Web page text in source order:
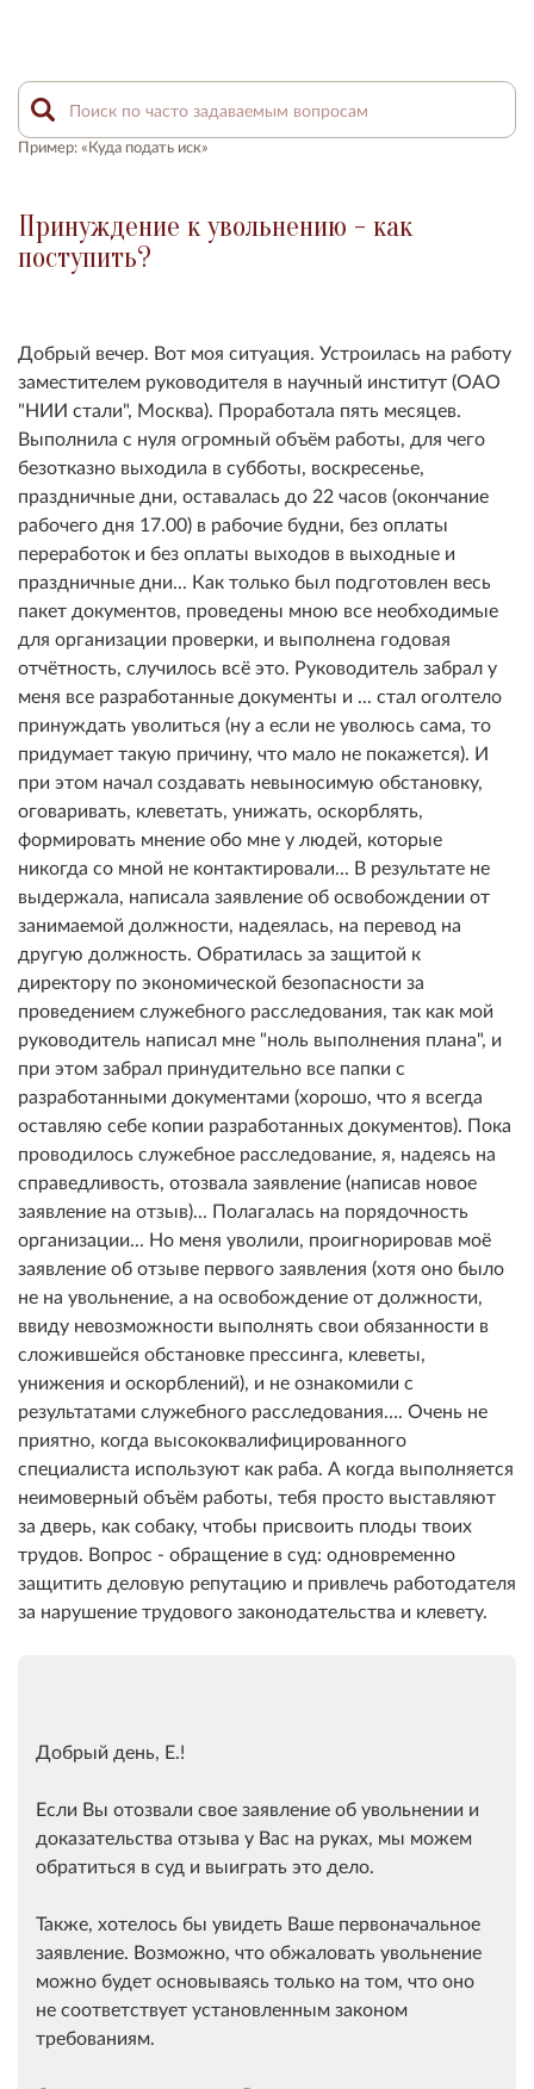
Пример: «Куда подать иск»
Принуждение к увольнению - как
поступить?
Добрый вечер. Вот моя ситуация. Устроилась на работу
заместителем руководителя в научный институт (ОАО
"НИИ стали", Москва). Проработала пять месяцев.
Выполнила с нуля огромный объём работы, для чего
безотказно выходила в субботы, воскресенье,
праздничные дни, оставалась до 22 часов (окончание
рабочего дня 17.00) в рабочие будни, без оплаты
переработок и без оплаты выходов в выходные и
праздничные дни... Как только был подготовлен весь
пакет документов, проведены мною все необходимые
для организации проверки, и выполнена годовая
отчётность, случилось всё это. Руководитель забрал у
меня все разработанные документы и ... стал оголтело
принуждать уволиться (ну а если не уволюсь сама, то
придумает такую причину, что мало не покажется). И
при этом начал создавать невыносимую обстановку,
оговаривать, клеветать, унижать, оскорблять,
формировать мнение обо мне у людей, которые
никогда со мной не контактировали... В результате не
выдержала, написала заявление об освобождении от
занимаемой должности, надеялась, на перевод на
другую должность. Обратилась за защитой к
директору по экономической безопасности за
проведением служебного расследования, так как мой
руководитель написал мне "ноль выполнения плана", и
при этом забрал принудительно все папки с
разработанными документами (хорошо, что я всегда
оставляю себе копии разработанных документов). Пока
проводилось служебное расследование, я, надеясь на
справедливость, отозвала заявление (написав новое
заявление на отзыв)... Полагалась на порядочность
организации... Но меня уволили, проигнорировав моё
заявление об отзыве первого заявления (хотя оно было
не на увольнение, а на освобождение от должности,
ввиду невозможности выполнять свои обязанности в
сложившейся обстановке прессинга, клеветы,
унижения и оскорблений), и не ознакомили с
результатами служебного расследования…. Очень не
приятно, когда высококвалифицированного
специалиста используют как раба. А когда выполняется
неимоверный объём работы, тебя просто выставляют
за дверь, как собаку, чтобы присвоить плоды твоих
трудов. Вопрос - обращение в суд: одновременно
защитить деловую репутацию и привлечь работодателя
за нарушение трудового законодательства и клевету.
Добрый день, Е.!
Если Вы отозвали свое заявление об увольнении и
доказательства отзыва у Вас на руках, мы можем
обратиться в суд и выиграть это дело.
Также, хотелось бы увидеть Ваше первоначальное
заявление. Возможно, что обжаловать увольнение
можно будет основываясь только на том, что оно
не соответствует установленным законом
требованиям.